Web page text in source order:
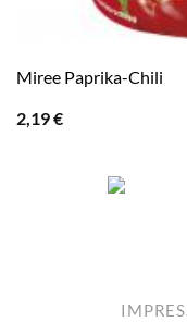
Miree Paprika-Chili
2,19€